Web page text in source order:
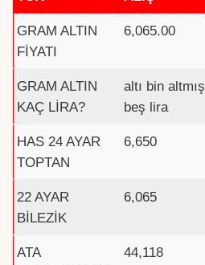
GRAM ALTIN
FİYATI
6,065.00
GRAM ALTIN
KAÇ LİRA?
altı bin altmış
beş lira
HAS 24 AYAR
TOPTAN
6,650
22 AYAR
BİLEZİK
6,065
ATA
44,118